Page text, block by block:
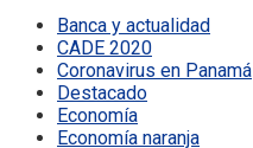
Banca y actualidad
CADE 2020
Coronavirus en Panamá
Destacado
Economía
Economía naranja